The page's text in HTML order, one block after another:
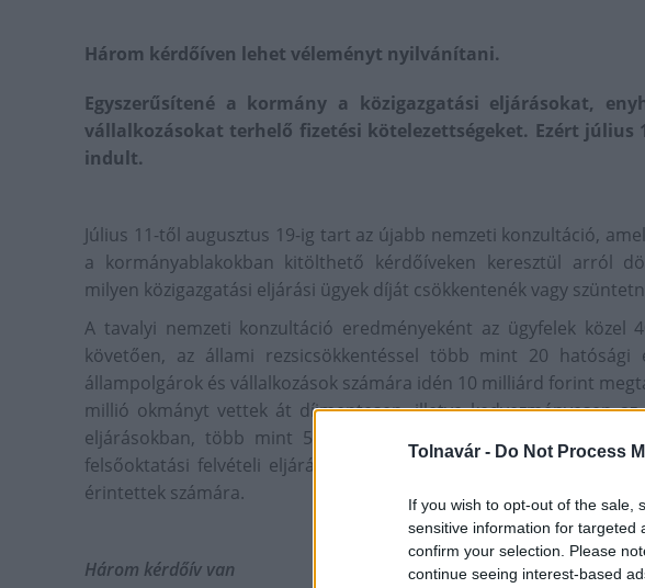
Tolnavár - Do Not Process
If you wish to opt-out of the sale,
sensitive information for targeted
confirm your selection. Please
continue seeing interest-based
Három kérdőíven lehet véleményt nyilvánítani.
Egyszerűsítené a kormány a közigazgatási eljárásokat,
vállalkozásokat terhelő fizetési kötelezettségeket. Ezért
indult.
Július 11-től augusztus 19-ig tart az újabb nemzeti konzultáció,
a kormányablakokban kitölthető kérdőíveken keresztül arról
milyen közigazgatási eljárási ügyek díját csökkentenék vagy
A tavalyi nemzeti konzultáció eredményeként az ügyfelek közel
követően, az állami rezsicsökkentéssel több mint 20
állampolgárok és vállalkozások számára idén 10 milliárd forint
millió okmányt vettek át díjmentesen, illetve kedvezményesen
eljárásokban, több mint 500 ezer ügy indult az elmúlt év
felsőoktatási felvételi eljárás, amely önmagában is 1 milliárd
érintettek számára.
Három kérdőív van